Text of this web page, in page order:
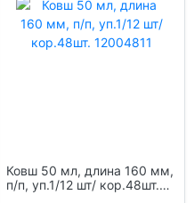
Ковш 50 мл, длина 160 мм,
п/п, уп.1/12 шт/ кор.48шт.